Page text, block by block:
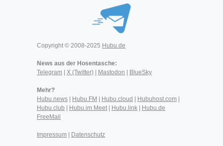
Copyright © 2008-2025 Hubu.de
News aus der Hosentasche:
Telegram
X (Twitter) Mastodon BlueSky
Mehr?
Hubu.news
Hubu.FM Hubu.cloud Hubuhost.com
Hubu.club
Hubu.im Meet| Hubu.link
Hubu.de
FreeMail
Impressum Datenschutz